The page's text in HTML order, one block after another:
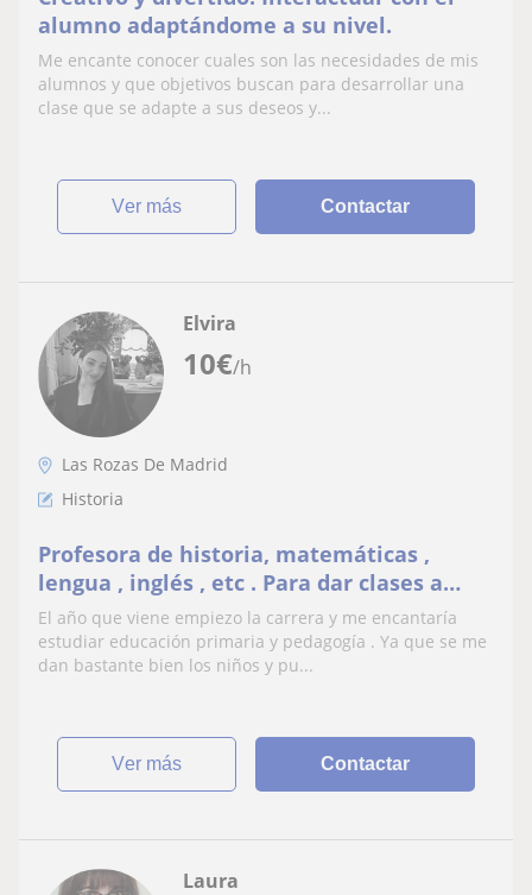
alumno adaptándome a su nivel.
Me encante conocer cuales son las necesidades de mis
alumnos y que objetivos buscan para desarrollar una
clase que se adapte a sus deseos y...
ver más Contactar
10€/h
Elvira
Las Rozas De Madrid
Historia
Profesora de historia, matemáticas ,
lengua , inglés , etc . Para dar clases a
niños de primaria y eso
El año que viene empiezo la carrera y me encantaría
estudiar educación primaria y pedagogía . Ya que se me
dan bastante bien los niños y pu...
ver más Contactar
Laura